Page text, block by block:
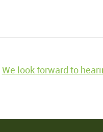
We look forward to